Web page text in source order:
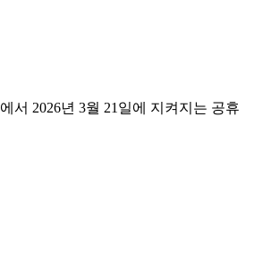
서 2026년 3월 21일에 지켜지는 공휴